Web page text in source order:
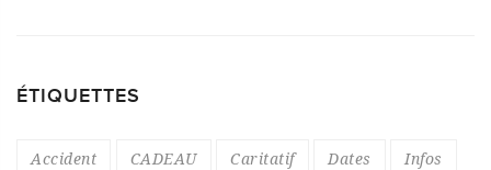
ÉTIQUETTES
Accident CADEAU Caritatif Dates Infos